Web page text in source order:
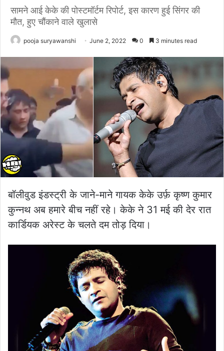
सामने आई केके की पोस्टमॉर्टम रिपोर्ट, इस कारण हुई सिंगर की
मौत, हुए चौंकाने वाले खुलासे
pooja suryawanshi June 2, 2022 0 3 minutes read
बॉलीवुड इंडस्ट्री के जाने-माने गायक केके उर्फ़ कृष्ण कुमार
कुन्नथ अब हमारे बीच नहीं रहे। केके ने 31 मई की देर रात
कार्डियक अरेस्ट के चलते दम तोड़ दिया।